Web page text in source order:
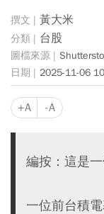
黃大米
台股
2025-11-06
+A -A
編按：這是
一位前台積